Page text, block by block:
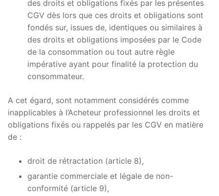
des droits et obligations fixés par les présentes
CGV dès lors que ces droits et obligations sont
fondés sur, issues de, identiques ou similaires à
des droits et obligations imposées par le Code
de la consommation ou tout autre règle
impérative ayant pour finalité la protection du
consommateur.
A cet égard, sont notamment considérés comme
inapplicables à l’Acheteur professionnel les droits et
obligations fixés ou rappelés par les CGV en matière
de :
droit de rétractation (article 8),
garantie commerciale et légale de non-
conformité (article 9),